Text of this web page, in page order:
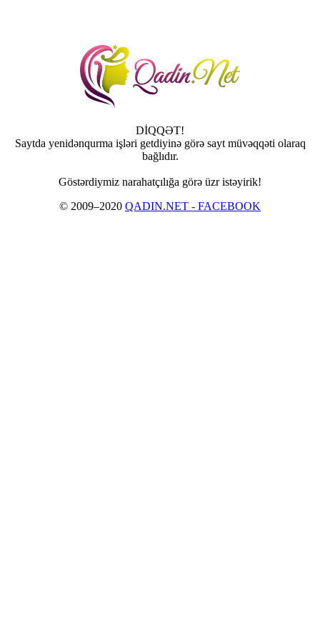
DİQQƏT!
Saytda yenidənqurma işləri getdiyinə görə sayt müvəqqəti olaraq
bağlıdır.
Göstərdiymiz narahatçılığa görə üzr istəyirik!
© 2009–2020 QADIN.NET - FACEBOOK